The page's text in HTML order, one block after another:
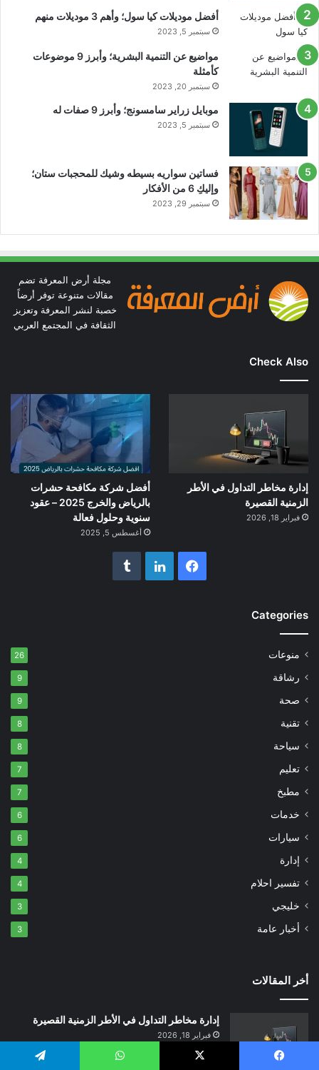
أفضل موديلات كيا سول؛ وأهم 3 موديلات منهم
سبتمبر 5, 2023
مواضيع عن التنمية البشرية؛ وأبرز 9 موضوعات
كأمثلة
سبتمبر 20, 2023
موبايل زراير سامسونج؛ وأبرز 9 صفات له
سبتمبر 5, 2023
فساتين سواريه بسيطه وشيك للمحجبات ستان؛
وإليكِ 6 من الأفكار
سبتمبر 29, 2023
مجلة أرض المعرفة تضم
مقالات متنوعة توفر أرضاً
خصبة لنشر المعرفة وتعزيز
الثقافة في المجتمع العربي
Check Also
إدارة مخاطر التداول في الأطر
الزمنية القصيرة
فبراير 18, 2026
أفضل شركة مكافحة حشرات
بالرياض والخرج 2025 – عقود
سنوية وحلول فعالة
أغسطس 5, 2025
فيسبوكلينكدإن
‏Tumblr
Categories
منوعات 26
رشاقة 9
صحة 9
تقنية 8
سياحة 8
تعليم 7
مطبخ 7
خدمات 6
سيارات 6
إدارة 4
تفسير احلام 4
خليجي 3
أخبار عامة 3
أخر المقالات
إدارة مخاطر التداول في الأطر الزمنية القصيرة
فبراير 18, 2026